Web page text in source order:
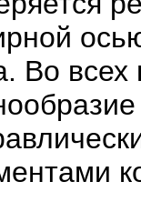
Во всех